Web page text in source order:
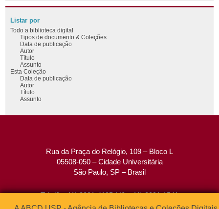
Listar por
Todo a biblioteca digital
Tipos de documento & Coleções
Data de publicação
Autor
Título
Assunto
Esta Coleção
Data de publicação
Autor
Título
Assunto
Rua da Praça do Relógio, 109 – Bloco L
05508-050 – Cidade Universitária
São Paulo, SP – Brasil
Tel: (0xx11) 3091-4195 / (0xx11) 3091-1541
Fax: (0xx11) 3091-1567